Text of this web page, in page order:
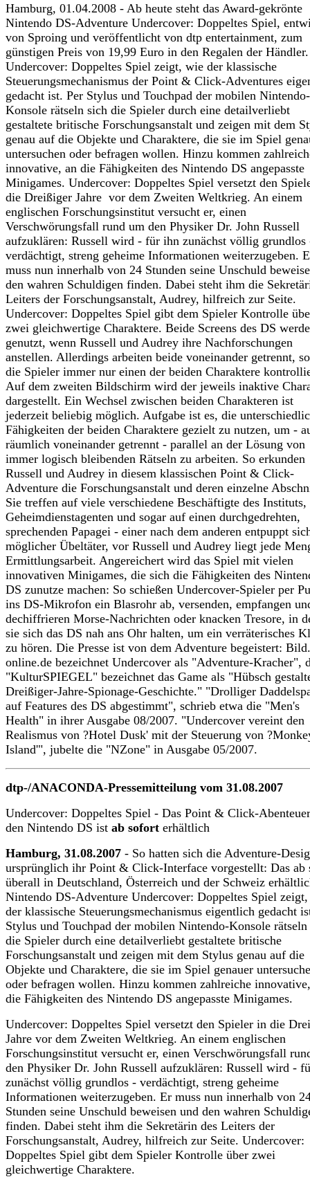
Hamburg, 01.04.2008 - Ab heute steht das Award-gekrönte
Nintendo DS-Adventure Undercover: Doppeltes Spiel,
von Sproing und veröffentlicht von dtp entertainment, zum
günstigen Preis von 19,99 Euro in den Regalen der Händler.
Undercover: Doppeltes Spiel zeigt, wie der klassische
Steuerungsmechanismus der Point & Click-Adventures
gedacht ist. Per Stylus und Touchpad der mobilen Nintendo-
Konsole rätseln sich die Spieler durch eine detailverliebt
gestaltete britische Forschungsanstalt und zeigen mit dem
genau auf die Objekte und Charaktere, die sie im Spiel
untersuchen oder befragen wollen. Hinzu kommen
innovative, an die Fähigkeiten des Nintendo DS angepasste
Minigames. Undercover: Doppeltes Spiel versetzt den
die Dreißiger Jahre vor dem Zweiten Weltkrieg. An einem
englischen Forschungsinstitut versucht er, einen
Verschwörungsfall rund um den Physiker Dr. John Russell
aufzuklären: Russell wird - für ihn zunächst völlig grundlos
verdächtigt, streng geheime Informationen weiterzugeben.
muss nun innerhalb von 24 Stunden seine Unschuld
den wahren Schuldigen finden. Dabei steht ihm die
Leiters der Forschungsanstalt, Audrey, hilfreich zur Seite.
Undercover: Doppeltes Spiel gibt dem Spieler Kontrolle
zwei gleichwertige Charaktere. Beide Screens des DS
genutzt, wenn Russell und Audrey ihre Nachforschungen
anstellen. Allerdings arbeiten beide voneinander getrennt,
die Spieler immer nur einen der beiden Charaktere
Auf dem zweiten Bildschirm wird der jeweils inaktive
dargestellt. Ein Wechsel zwischen beiden Charakteren ist
jederzeit beliebig möglich. Aufgabe ist es, die
Fähigkeiten der beiden Charaktere gezielt zu nutzen, um -
räumlich voneinander getrennt - parallel an der Lösung von
immer logisch bleibenden Rätseln zu arbeiten. So erkunden
Russell und Audrey in diesem klassischen Point & Click-
Adventure die Forschungsanstalt und deren einzelne
Sie treffen auf viele verschiedene Beschäftigte des Instituts,
Geheimdienstagenten und sogar auf einen durchgedrehten,
sprechenden Papagei - einer nach dem anderen entpuppt
möglicher Übeltäter, vor Russell und Audrey liegt jede
Ermittlungsarbeit. Angereichert wird das Spiel mit vielen
innovativen Minigames, die sich die Fähigkeiten des
DS zunutze machen: So schießen Undercover-Spieler per
ins DS-Mikrofon ein Blasrohr ab, versenden, empfangen
dechiffrieren Morse-Nachrichten oder knacken Tresore, in
sie sich das DS nah ans Ohr halten, um ein verräterisches
zu hören. Die Presse ist von dem Adventure begeistert:
online.de bezeichnet Undercover als "Adventure-Kracher",
"KulturSPIEGEL" bezeichnet das Game als "Hübsch
Dreißiger-Jahre-Spionage-Geschichte." "Drolliger
auf Features des DS abgestimmt", schrieb etwa die "Men's
Health" in ihrer Ausgabe 08/2007. "Undercover vereint den
Realismus von ?Hotel Dusk' mit der Steuerung von
Island'", jubelte die "NZone" in Ausgabe 05/2007.
dtp-/ANACONDA-Pressemitteilung vom 31.08.2007
Undercover: Doppeltes Spiel - Das Point & Click-
den Nintendo DS ist ab sofort erhältlich
Hamburg, 31.08.2007 - So hatten sich die Adventure-
ursprünglich ihr Point & Click-Interface vorgestellt: Das ab
überall in Deutschland, Österreich und der Schweiz
Nintendo DS-Adventure Undercover: Doppeltes Spiel
der klassische Steuerungsmechanismus eigentlich gedacht
Stylus und Touchpad der mobilen Nintendo-Konsole rätseln
die Spieler durch eine detailverliebt gestaltete britische
Forschungsanstalt und zeigen mit dem Stylus genau auf die
Objekte und Charaktere, die sie im Spiel genauer
oder befragen wollen. Hinzu kommen zahlreiche
die Fähigkeiten des Nintendo DS angepasste Minigames.
Undercover: Doppeltes Spiel versetzt den Spieler in die
Jahre vor dem Zweiten Weltkrieg. An einem englischen
Forschungsinstitut versucht er, einen Verschwörungsfall
den Physiker Dr. John Russell aufzuklären: Russell wird -
zunächst völlig grundlos - verdächtigt, streng geheime
Informationen weiterzugeben. Er muss nun innerhalb von
Stunden seine Unschuld beweisen und den wahren
finden. Dabei steht ihm die Sekretärin des Leiters der
Forschungsanstalt, Audrey, hilfreich zur Seite. Undercover:
Doppeltes Spiel gibt dem Spieler Kontrolle über zwei
gleichwertige Charaktere.